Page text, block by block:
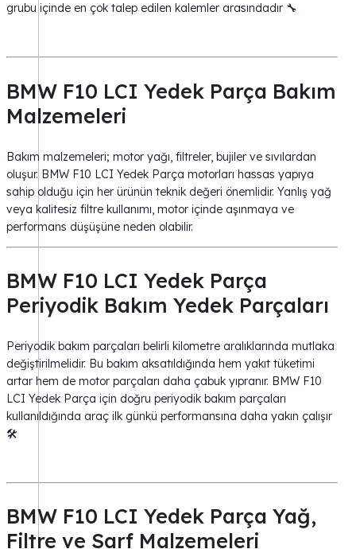
grubu içinde en çok talep edilen kalemler arasındadır 🔧
BMW F10 LCI Yedek Parça Bakım
Malzemeleri
Bakım malzemeleri; motor yağı, filtreler, bujiler ve sıvılardan
oluşur. BMW F10 LCI Yedek Parça motorları hassas yapıya
sahip olduğu için her ürünün teknik değeri önemlidir. Yanlış yağ
veya kalitesiz filtre kullanımı, motor içinde aşınmaya ve
performans düşüşüne neden olabilir.
BMW F10 LCI Yedek Parça
Periyodik Bakım Yedek Parçaları
Periyodik bakım parçaları belirli kilometre aralıklarında mutlaka
değiştirilmelidir. Bu bakım aksatıldığında hem yakıt tüketimi
artar hem de motor parçaları daha çabuk yıpranır. BMW F10
LCI Yedek Parça için doğru periyodik bakım parçaları
kullanıldığında araç ilk günkü performansına daha yakın çalışır
🛠️
BMW F10 LCI Yedek Parça Yağ,
Filtre ve Sarf Malzemeleri